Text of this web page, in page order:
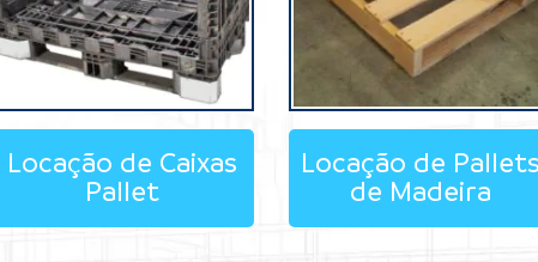
Locação de Caixas
Pallet
Locação de Pallets
de Madeira